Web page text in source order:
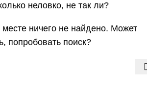
неловко, не так ли?
ничего не найдено. Может
попробовать поиск?